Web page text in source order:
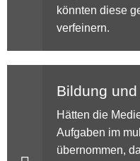
könnten diese
verfeinern.
Bildung
Hätten die
Aufgaben im
übernommen,